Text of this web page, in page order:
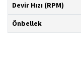
Devir Hızı (RPM)
Önbellek